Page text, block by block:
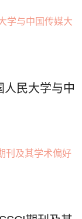
人民大学与中